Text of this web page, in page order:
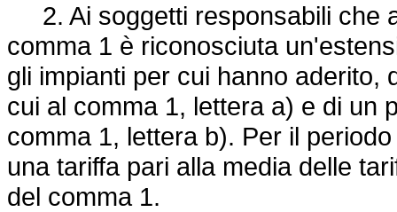
2. Ai soggetti responsabili che
comma 1 è riconosciuta
gli impianti per cui hanno aderito,
cui al comma 1, lettera a) e di un
comma 1, lettera b). Per il
una tariffa pari alla media delle
del comma 1.